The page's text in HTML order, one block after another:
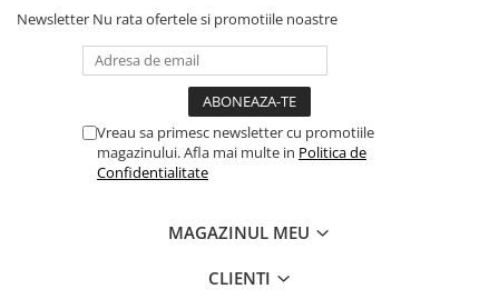
Newsletter Nu rata ofertele si promotiile noastre
Vreau sa primesc newsletter cu promotiile
magazinului. Afla mai multe in Politica de
Confidentialitate
MAGAZINUL MEU
CLIENTI